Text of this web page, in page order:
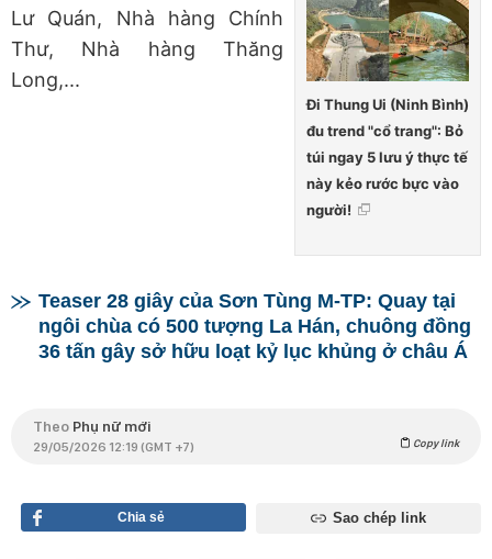
Đi Thung Ui (Ninh Bình)
đu trend "cổ trang": Bỏ
túi ngay 5 lưu ý thực tế
này kẻo rước bực vào
người!
Lư Quán, Nhà hàng Chính
Thư, Nhà hàng Thăng
Long,...
Teaser 28 giây của Sơn Tùng M-TP: Quay tại
ngôi chùa có 500 tượng La Hán, chuông đồng
36 tấn gây sở hữu loạt kỷ lục khủng ở châu Á
Theo Phụ nữ mới
29/05/2026 12:19 (GMT +7) Copy link
Chia sẻ Sao chép link